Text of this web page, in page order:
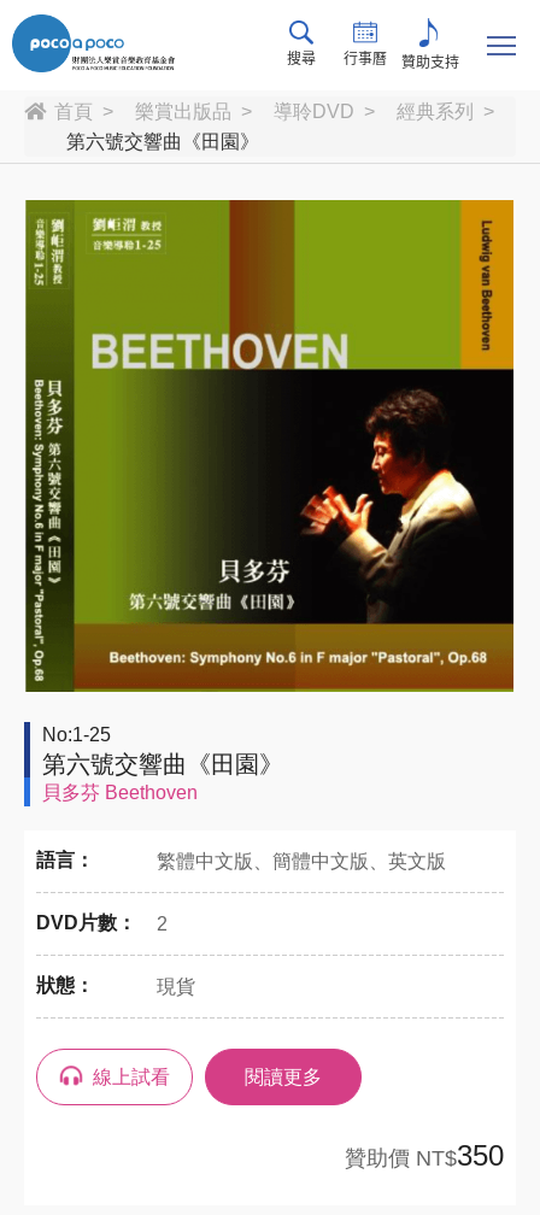
搜尋 行事曆 贊助支持
首頁 樂賞出版品 導聆DVD
經典系列
第六號交響曲《田園》
No:1-25
第六號交響曲《田園》
貝多芬 Beethoven
語言： 繁體中文版、簡體中文版、英文版
DVD片數： 2
狀態： 現貨
線上試看 閱讀更多
贊助價 NT$350